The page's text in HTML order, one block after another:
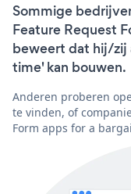
Sommige
Feature Request
beweert dat hij/zij
time' kan bouwen.
Anderen proberen
te vinden, of
Form apps for a